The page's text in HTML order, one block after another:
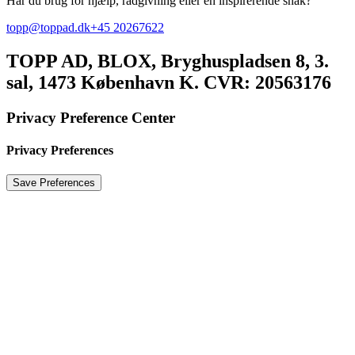
topp@toppad.dk+45 20267622
TOPP AD, BLOX, Bryghuspladsen 8, 3.
sal, 1473 København K. CVR: 20563176
Privacy Preference Center
Privacy Preferences